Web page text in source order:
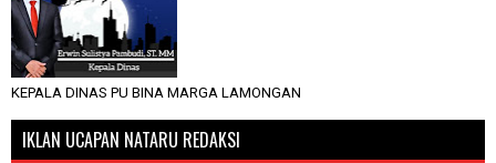
KEPALA DINAS PU BINA MARGA LAMONGAN
IKLAN UCAPAN NATARU REDAKSI